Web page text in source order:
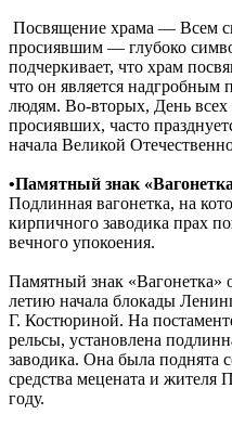
Посвящение храма — Всем
просиявшим — глубоко
подчеркивает, что храм
что он является надгробным
людям. Во-вторых, День всех
просиявших, часто
начала Великой
•Памятный знак
Подлинная вагонетка, на
кирпичного заводика прах
вечного упокоения.
Памятный знак «Вагонетка»
летию начала блокады
Г. Костюриной. На
рельсы, установлена
заводика. Она была поднята
средства мецената и
году.